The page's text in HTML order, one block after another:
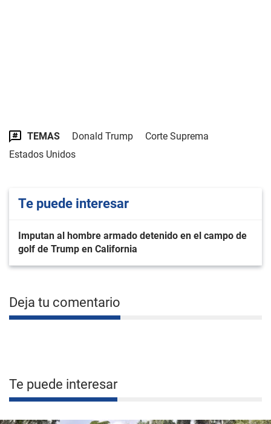
TEMAS Donald Trump
Corte Suprema
Estados Unidos
Te puede interesar
Imputan al hombre armado detenido en el campo de
golf de Trump en California
Deja tu comentario
Te puede interesar